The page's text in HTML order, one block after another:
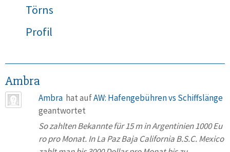
Törns
Profil
Ambra
Ambra hat aufAW: Hafengebühren vs Schiffslänge
geantwortet
So zahlten Bekannte für 15 m in Argentinien 1000 Eu
ro pro Monat. In La Paz Baja California B.S.C. Mexico